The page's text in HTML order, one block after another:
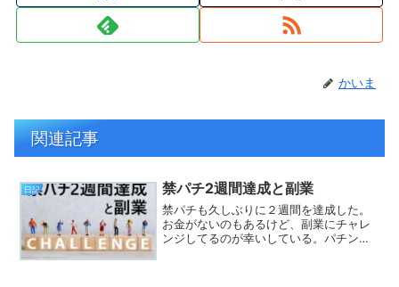
かいま
関連記事
日記 禁パチ2週間達成と副業
禁パチも久しぶりに２週間を達成した。
お金がないのもあるけど、副業にチャレ
ンジしてるのが幸いしている。パチンコ